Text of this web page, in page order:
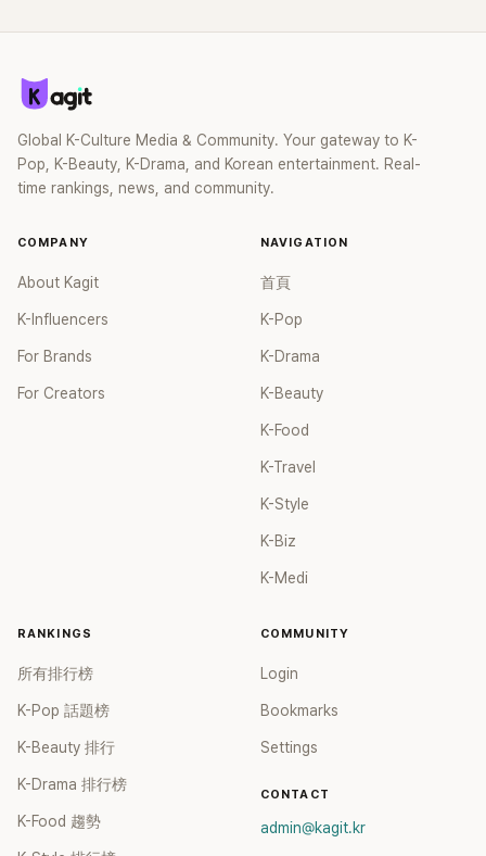
Global K-Culture Media & Community. Your gateway to K-
Pop, K-Beauty, K-Drama, and Korean entertainment. Real-
time rankings, news, and community.
COMPANY
About Kagit
K-Influencers
For Brands
For Creators
NAVIGATION
首頁
K-Pop
K-Drama
K-Beauty
K-Food
K-Travel
K-Style
K-Biz
K-Medi
RANKINGS
所有排行榜
K-Pop 話題榜
K-Beauty 排行
K-Drama 排行榜
K-Food 趨勢
COMMUNITY
Login
Bookmarks
Settings
CONTACT
admin@kagit.kr